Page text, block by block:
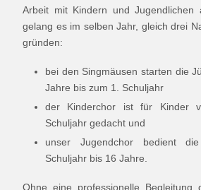
Arbeit mit Kindern und Jugendlichen
gelang es im selben Jahr, gleich drei
gründen:
bei den Singmäusen starten die
Jahre bis zum 1. Schuljahr
der Kinderchor ist für Kinder
Schuljahr gedacht und
unser Jugendchor bedient
Schuljahr bis 16 Jahre.
Ohne eine professionelle Begleitung